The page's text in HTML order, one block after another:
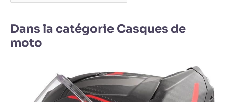
Dans la catégorie Casques de
moto